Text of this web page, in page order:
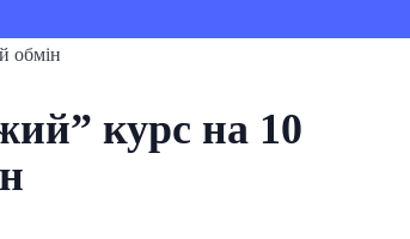
курс на 10